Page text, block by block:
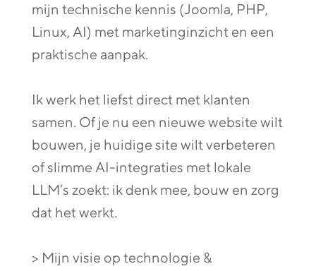
mijn technische kennis (Joomla, PHP,
Linux, AI) met marketinginzicht en een
praktische aanpak.
Ik werk het liefst direct met klanten
samen. Of je nu een nieuwe website wilt
bouwen, je huidige site wilt verbeteren
of slimme AI-integraties met lokale
LLM’s zoekt: ik denk mee, bouw en zorg
dat het werkt.
> Mijn visie op technologie &